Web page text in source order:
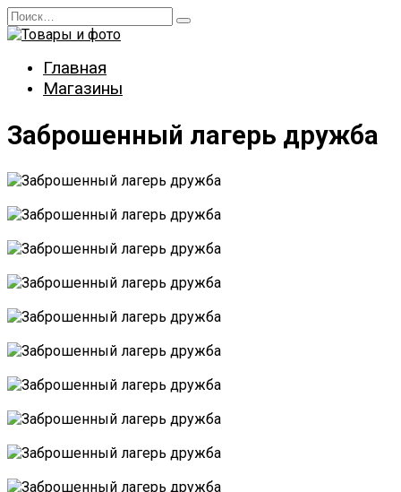
Перейти
к
Search
for:
Главная
Магазины
Заброшенный лагерь дружба